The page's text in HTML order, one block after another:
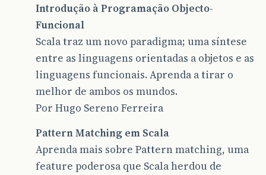
Introdução à Programação Objecto-
Funcional
Scala traz um novo paradigma; uma síntese
entre as linguagens orientadas a objetos e as
linguagens funcionais. Aprenda a tirar o
melhor de ambos os mundos.
Por Hugo Sereno Ferreira
Pattern Matching em Scala
Aprenda mais sobre Pattern matching, uma
feature poderosa que Scala herdou de